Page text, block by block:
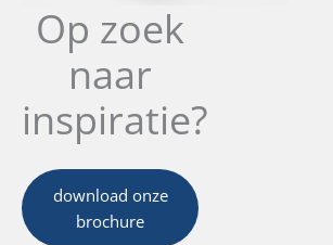
Op zoek
naar
inspiratie?
download onze
brochure